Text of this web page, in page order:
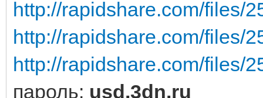
http://rapidshare.com/files/
http://rapidshare.com/files/
http://rapidshare.com/files/
пароль: usd.3dn.ru